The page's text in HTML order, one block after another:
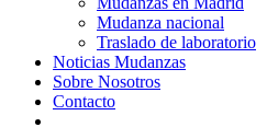
Mudanza nacional
Traslado de laboratorio
Noticias Mudanzas
Sobre Nosotros
Contacto